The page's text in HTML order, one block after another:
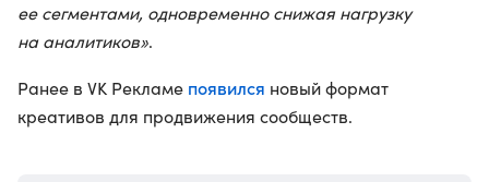
ее сегментами, одновременно снижая нагрузку
на аналитиков».
Ранее в VK Рекламе появился новый формат
креативов для продвижения сообществ.